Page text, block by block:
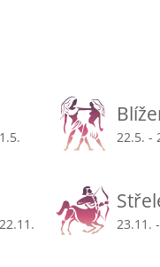
22.5. -
23.11.